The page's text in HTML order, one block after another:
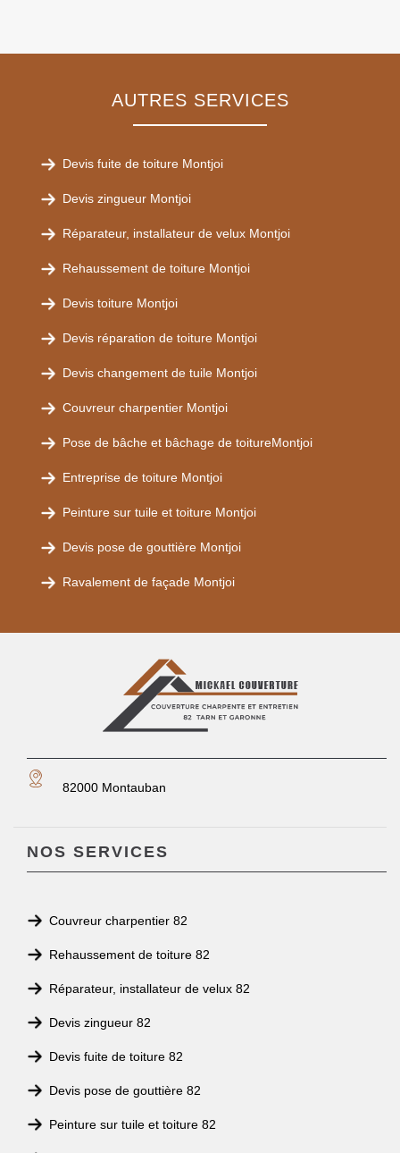
AUTRES SERVICES
Devis fuite de toiture Montjoi
Devis zingueur Montjoi
Réparateur, installateur de velux Montjoi
Rehaussement de toiture Montjoi
Devis toiture Montjoi
Devis réparation de toiture Montjoi
Devis changement de tuile Montjoi
Couvreur charpentier Montjoi
Pose de bâche et bâchage de toitureMontjoi
Entreprise de toiture Montjoi
Peinture sur tuile et toiture Montjoi
Devis pose de gouttière Montjoi
Ravalement de façade Montjoi
82000 Montauban
NOS SERVICES
Couvreur charpentier 82
Rehaussement de toiture 82
Réparateur, installateur de velux 82
Devis zingueur 82
Devis fuite de toiture 82
Devis pose de gouttière 82
Peinture sur tuile et toiture 82